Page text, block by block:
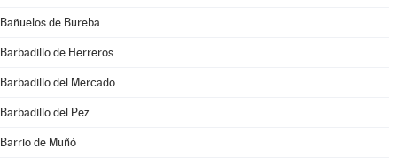
Bañuelos de Bureba
Barbadillo de Herreros
Barbadillo del Mercado
Barbadillo del Pez
Barrio de Muñó